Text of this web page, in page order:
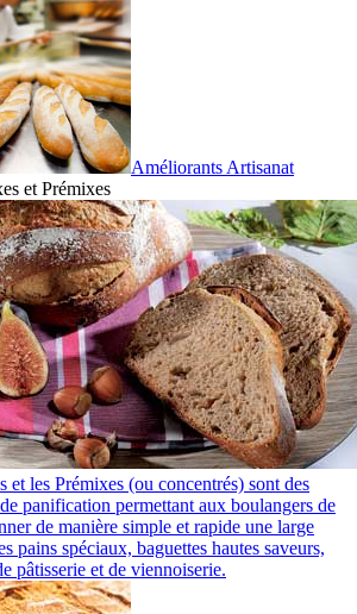
Améliorants Artisanat
et Prémixes
et les Prémixes (ou concentrés) sont des
panification permettant aux boulangers de
de manière simple et rapide une large
pains spéciaux, baguettes hautes saveurs,
pâtisserie et de viennoiserie.